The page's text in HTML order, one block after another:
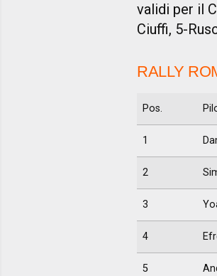
validi per il
Ciuffi, 5-
RALLY
Pos.
1
2
3
4
5